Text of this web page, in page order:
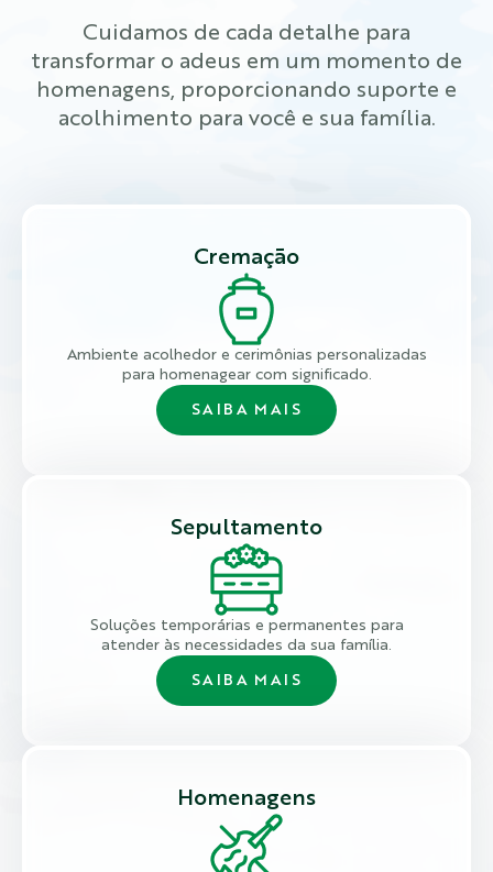
Cuidamos de cada detalhe para
transformar o adeus em um momento de
homenagens, proporcionando suporte e
acolhimento para você e sua família.
Cremação
Ambiente acolhedor e cerimônias personalizadas
para homenagear com significado.
SAIBA MAIS
Sepultamento
Soluções temporárias e permanentes para
atender às necessidades da sua família.
SAIBA MAIS
Homenagens